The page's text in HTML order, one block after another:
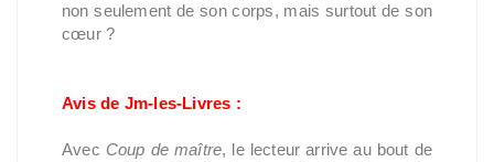
non seulement de son corps, mais surtout de son
cœur ?
Avis de Jm-les-Livres :
Avec Coup de maître, le lecteur arrive au bout de